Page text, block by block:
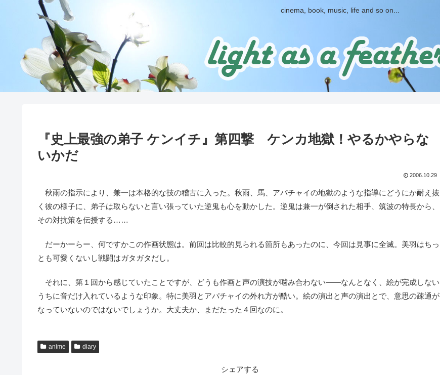
cinema, book, music, life and so on...
『史上最強の弟子 ケンイチ』第四撃 ケンカ地獄！やるかやらな
いかだ
2006.10.29
秋雨の指示により、兼一は本格的な技の稽古に入った。秋雨、馬、アパチャイの地獄のような指導にどうにか耐え抜
く彼の様子に、弟子は取らないと言い張っていた逆鬼も心を動かした。逆鬼は兼一が倒された相手、筑波の特長から、
その対抗策を伝授する……
だーかーらー、何ですかこの作画状態は。前回は比較的見られる箇所もあったのに、今回は見事に全滅。美羽はちっ
とも可愛くないし戦闘はガタガタだし。
それに、第１回から感じていたことですが、どうも作画と声の演技が噛み合わない――なんとなく、絵が完成しない
うちに音だけ入れているような印象。特に美羽とアパチャイの外れ方が酷い。絵の演出と声の演出とで、意思の疎通が
なっていないのではないでしょうか。大丈夫か、まだたった４回なのに。
anime diary
シェアする